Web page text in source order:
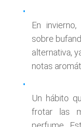
En
sobre
alternativa,
notas
Un hábito
frotar las